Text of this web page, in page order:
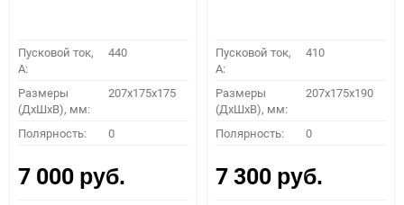
Пусковой ток,
A:
440
Размеры
(ДхШхВ), мм:
207x175x175
Полярность: 0
7 000 руб.
Пусковой ток,
A:
410
Размеры
(ДхШхВ), мм:
207x175x190
Полярность: 0
7 300 руб.